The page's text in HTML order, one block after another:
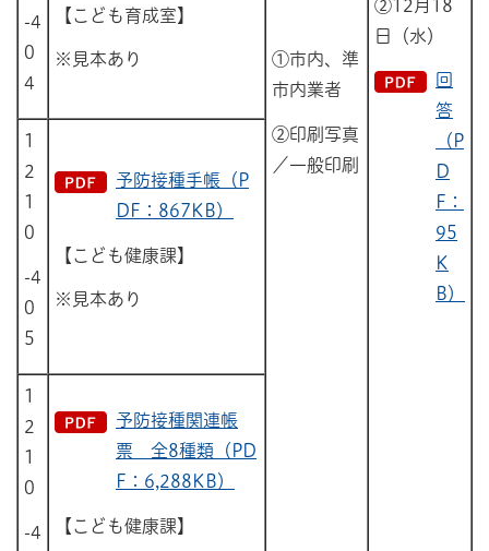
①市内、準
市内業者
②印刷写真
／一般印刷
②12月18
日（水）
回
答
（P
D
F：
95
K
B）
-4
0
4
【こども育成室】
※見本あり
1
2
1
0
-4
0
5
予防接種手帳（P
DF：867KB）
【こども健康課】
※見本あり
1
2
1
0
-4
予防接種関連帳
票 全8種類（PD
F：6,288KB）
【こども健康課】